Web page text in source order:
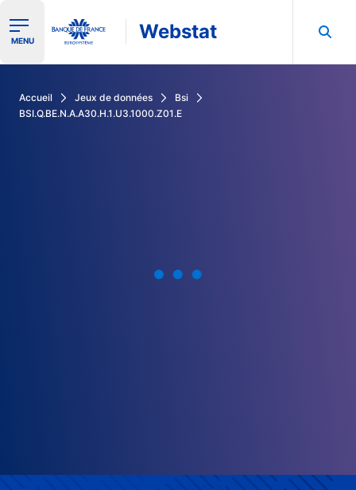
Ouvrir le menu de navigation
MENU Webstat
Accueil Jeux de données
Bsi
BSI.Q.BE.N.A.A30.H.1.U3.1000.Z01.E